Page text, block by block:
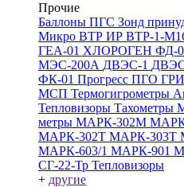
Прочие
Баллоны ПГС Зонд
Микро ВТР ИР ВТР-1-
ГЕА-01 ХЛОРОГЕН ФД-
МЭС-200А ДВЭС-1
ФК-01 Прогресс ПГО
МСП Термогигрометры
Тепловизоры Тахометры
метры МАРК-302М
МАРК-302Т МАРК-303Т
МАРК-603/1 МАРК-901
СГ-22-Тр Тепловизоры
+ другие